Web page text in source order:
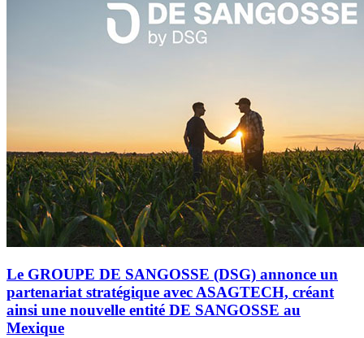
Le GROUPE DE SANGOSSE (DSG) annonce un
partenariat stratégique avec ASAGTECH, créant
ainsi une nouvelle entité DE SANGOSSE au
Mexique